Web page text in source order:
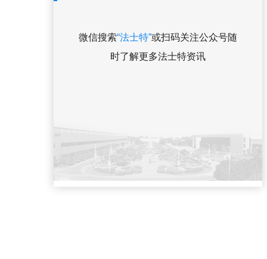
微信搜索“法士特”或扫码关注公众号随
时了解更多法士特资讯